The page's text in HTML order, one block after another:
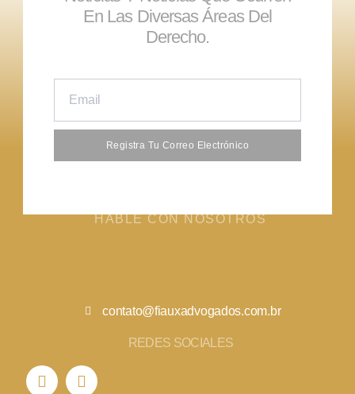
En Las Diversas Áreas Del
Derecho.
Registra Tu Correo Electrónico
HABLE CON NOSOTROS
contato@fiauxadvogados.com.br
REDES SOCIALES